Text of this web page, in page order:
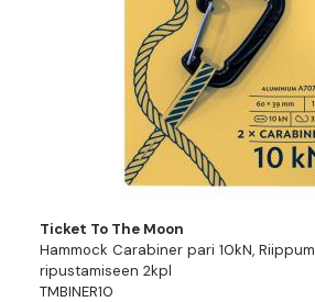
Ticket To The Moon
Hammock Carabiner pari 10kN,
ripustamiseen 2kpl
TMBINER10